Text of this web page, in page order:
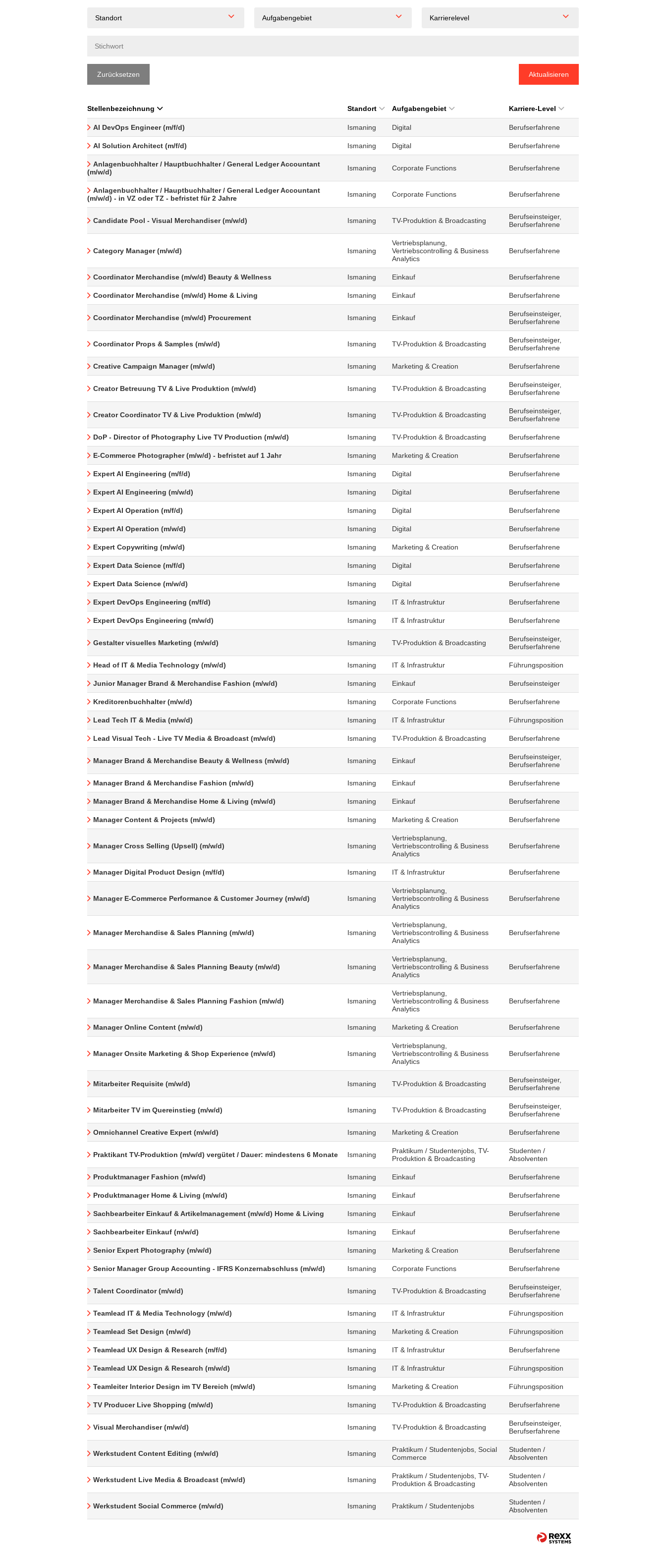
Standort Aufgabengebiet Karrierelevel
Zurücksetzen Aktualisieren
Stellenbezeichnung Standort Aufgabengebiet Karriere-Level
AI DevOps Engineer (m/f/d) Ismaning Digital Berufserfahrene
AI Solution Architect (m/f/d) Ismaning Digital Berufserfahrene
Anlagenbuchhalter / Hauptbuchhalter / General Ledger Accountant
(m/w/d)
Ismaning Corporate Functions Berufserfahrene
Anlagenbuchhalter / Hauptbuchhalter / General Ledger Accountant
(m/w/d) - in VZ oder TZ - befristet für 2 Jahre
Ismaning Corporate Functions Berufserfahrene
Candidate Pool - Visual Merchandiser (m/w/d) Ismaning TV-Produktion & Broadcasting
Berufseinsteiger,
Berufserfahrene
Category Manager (m/w/d) Ismaning
Vertriebsplanung,
Vertriebscontrolling & Business
Analytics
Berufserfahrene
Coordinator Merchandise (m/w/d) Beauty & Wellness Ismaning Einkauf Berufserfahrene
Coordinator Merchandise (m/w/d) Home & Living Ismaning Einkauf Berufserfahrene
Coordinator Merchandise (m/w/d) Procurement Ismaning Einkauf
Berufseinsteiger,
Berufserfahrene
Coordinator Props & Samples (m/w/d) Ismaning TV-Produktion & Broadcasting
Berufseinsteiger,
Berufserfahrene
Creative Campaign Manager (m/w/d) Ismaning Marketing & Creation Berufserfahrene
Creator Betreuung TV & Live Produktion (m/w/d) Ismaning TV-Produktion & Broadcasting
Berufseinsteiger,
Berufserfahrene
Creator Coordinator TV & Live Produktion (m/w/d) Ismaning TV-Produktion & Broadcasting
Berufseinsteiger,
Berufserfahrene
DoP - Director of Photography Live TV Production (m/w/d) Ismaning TV-Produktion & Broadcasting Berufserfahrene
E-Commerce Photographer (m/w/d) - befristet auf 1 Jahr Ismaning Marketing & Creation Berufserfahrene
Expert AI Engineering (m/f/d) Ismaning Digital Berufserfahrene
Expert AI Engineering (m/w/d) Ismaning Digital Berufserfahrene
Expert AI Operation (m/f/d) Ismaning Digital Berufserfahrene
Expert AI Operation (m/w/d) Ismaning Digital Berufserfahrene
Expert Copywriting (m/w/d) Ismaning Marketing & Creation Berufserfahrene
Expert Data Science (m/f/d) Ismaning Digital Berufserfahrene
Expert Data Science (m/w/d) Ismaning Digital Berufserfahrene
Expert DevOps Engineering (m/f/d) Ismaning IT & Infrastruktur Berufserfahrene
Expert DevOps Engineering (m/w/d) Ismaning IT & Infrastruktur Berufserfahrene
Gestalter visuelles Marketing (m/w/d) Ismaning TV-Produktion & Broadcasting
Berufseinsteiger,
Berufserfahrene
Head of IT & Media Technology (m/w/d) Ismaning IT & Infrastruktur Führungsposition
Junior Manager Brand & Merchandise Fashion (m/w/d) Ismaning Einkauf Berufseinsteiger
Kreditorenbuchhalter (m/w/d) Ismaning Corporate Functions Berufserfahrene
Lead Tech IT & Media (m/w/d) Ismaning IT & Infrastruktur Führungsposition
Lead Visual Tech - Live TV Media & Broadcast (m/w/d) Ismaning TV-Produktion & Broadcasting Berufserfahrene
Manager Brand & Merchandise Beauty & Wellness (m/w/d) Ismaning Einkauf
Berufseinsteiger,
Berufserfahrene
Manager Brand & Merchandise Fashion (m/w/d) Ismaning Einkauf Berufserfahrene
Manager Brand & Merchandise Home & Living (m/w/d) Ismaning Einkauf Berufserfahrene
Manager Content & Projects (m/w/d) Ismaning Marketing & Creation Berufserfahrene
Manager Cross Selling (Upsell) (m/w/d) Ismaning
Vertriebsplanung,
Vertriebscontrolling & Business
Analytics
Berufserfahrene
Manager Digital Product Design (m/f/d) Ismaning IT & Infrastruktur Berufserfahrene
Manager E-Commerce Performance & Customer Journey (m/w/d) Ismaning
Vertriebsplanung,
Vertriebscontrolling & Business
Analytics
Berufserfahrene
Manager Merchandise & Sales Planning (m/w/d) Ismaning
Vertriebsplanung,
Vertriebscontrolling & Business
Analytics
Berufserfahrene
Manager Merchandise & Sales Planning Beauty (m/w/d) Ismaning
Vertriebsplanung,
Vertriebscontrolling & Business
Analytics
Berufserfahrene
Manager Merchandise & Sales Planning Fashion (m/w/d) Ismaning
Vertriebsplanung,
Vertriebscontrolling & Business
Analytics
Berufserfahrene
Manager Online Content (m/w/d) Ismaning Marketing & Creation Berufserfahrene
Manager Onsite Marketing & Shop Experience (m/w/d) Ismaning
Vertriebsplanung,
Vertriebscontrolling & Business
Analytics
Berufserfahrene
Mitarbeiter Requisite (m/w/d) Ismaning TV-Produktion & Broadcasting
Berufseinsteiger,
Berufserfahrene
Mitarbeiter TV im Quereinstieg (m/w/d) Ismaning TV-Produktion & Broadcasting
Berufseinsteiger,
Berufserfahrene
Omnichannel Creative Expert (m/w/d) Ismaning Marketing & Creation Berufserfahrene
Praktikant TV-Produktion (m/w/d) vergütet / Dauer: mindestens 6 Monate Ismaning
Praktikum / Studentenjobs, TV-
Produktion & Broadcasting
Studenten /
Absolventen
Produktmanager Fashion (m/w/d) Ismaning Einkauf Berufserfahrene
Produktmanager Home & Living (m/w/d) Ismaning Einkauf Berufserfahrene
Sachbearbeiter Einkauf & Artikelmanagement (m/w/d) Home & Living Ismaning Einkauf Berufserfahrene
Sachbearbeiter Einkauf (m/w/d) Ismaning Einkauf Berufserfahrene
Senior Expert Photography (m/w/d) Ismaning Marketing & Creation Berufserfahrene
Senior Manager Group Accounting - IFRS Konzernabschluss (m/w/d) Ismaning Corporate Functions Berufserfahrene
Talent Coordinator (m/w/d) Ismaning TV-Produktion & Broadcasting
Berufseinsteiger,
Berufserfahrene
Teamlead IT & Media Technology (m/w/d) Ismaning IT & Infrastruktur Führungsposition
Teamlead Set Design (m/w/d) Ismaning Marketing & Creation Führungsposition
Teamlead UX Design & Research (m/f/d) Ismaning IT & Infrastruktur Berufserfahrene
Teamlead UX Design & Research (m/w/d) Ismaning IT & Infrastruktur Führungsposition
Teamleiter Interior Design im TV Bereich (m/w/d) Ismaning Marketing & Creation Führungsposition
TV Producer Live Shopping (m/w/d) Ismaning TV-Produktion & Broadcasting Berufserfahrene
Visual Merchandiser (m/w/d) Ismaning TV-Produktion & Broadcasting
Berufseinsteiger,
Berufserfahrene
Werkstudent Content Editing (m/w/d) Ismaning
Praktikum / Studentenjobs, Social
Commerce
Studenten /
Absolventen
Werkstudent Live Media & Broadcast (m/w/d) Ismaning
Praktikum / Studentenjobs, TV-
Produktion & Broadcasting
Studenten /
Absolventen
Werkstudent Social Commerce (m/w/d) Ismaning Praktikum / Studentenjobs
Studenten /
Absolventen